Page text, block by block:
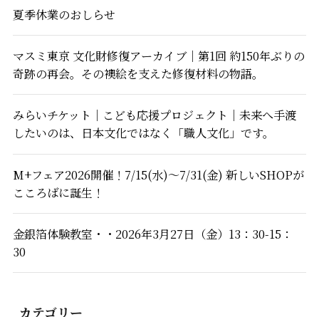
夏季休業のおしらせ
マスミ東京 文化財修復アーカイブ｜第1回 約150年ぶりの
奇跡の再会。その襖絵を支えた修復材料の物語。
みらいチケット｜こども応援プロジェクト｜未来へ手渡
したいのは、日本文化ではなく「職人文化」です。
M+フェア2026開催！7/15(水)～7/31(金) 新しいSHOPが
こころばに誕生！
金銀箔体験教室・・2026年3月27日（金）13：30-15：
30
カテゴリー